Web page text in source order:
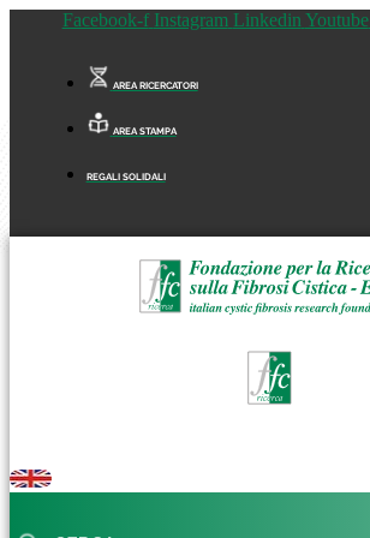
Facebook-f Instagram Linkedin Youtube
AREA RICERCATORI
AREA STAMPA
REGALI SOLIDALI